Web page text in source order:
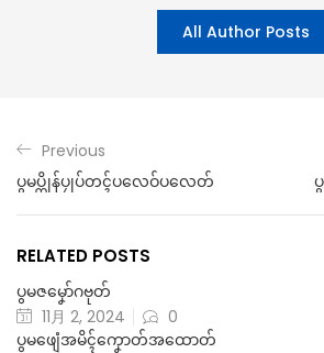
All Author Posts
Previous
ပွမပ္တိုန်ပၠုပ်တၚ်ပလေဝ်ပလေတ်
RELATED POSTS
ပွမဇမၞော်ဂဗုတ်
11月 2, 2024
0
ပွမဖျေံအမိၚ်ကၞောတ်အထောတ်